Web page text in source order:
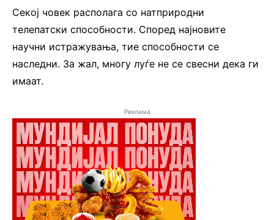
Секој човек располага со натприродни
телепатски способности. Според најновите
научни истражувања, тие способности се
наследни. За жал, многу луѓе не се свесни дека ги
имаат.
Реклама